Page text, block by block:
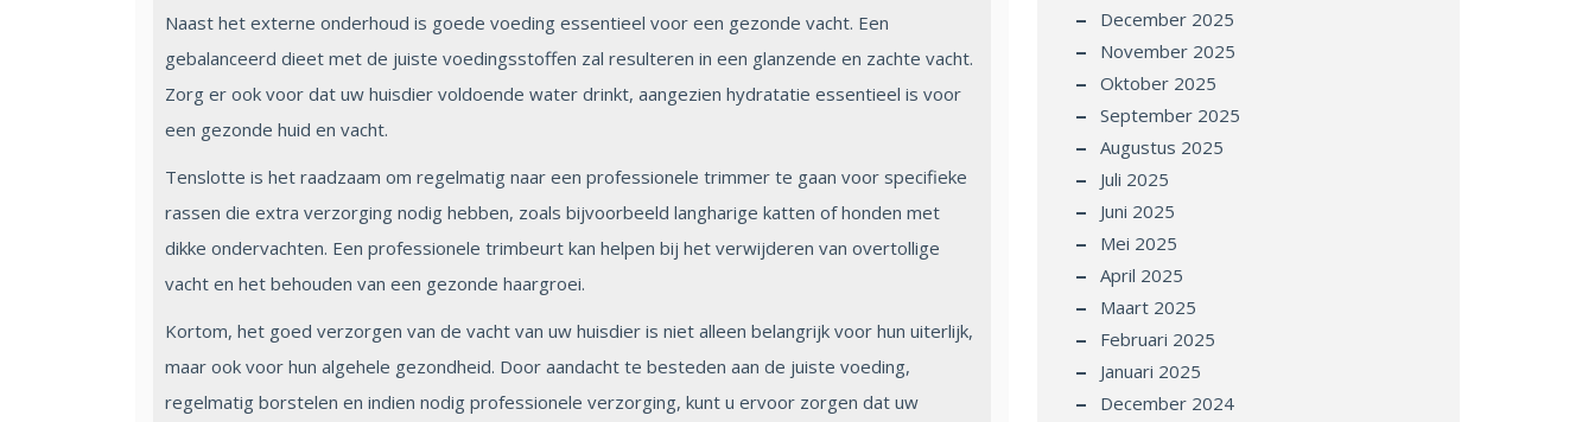
Naast het externe onderhoud is goede voeding essentieel voor een gezonde vacht. Een
gebalanceerd dieet met de juiste voedingsstoffen zal resulteren in een glanzende en zachte vacht.
Zorg er ook voor dat uw huisdier voldoende water drinkt, aangezien hydratatie essentieel is voor
een gezonde huid en vacht.
Tenslotte is het raadzaam om regelmatig naar een professionele trimmer te gaan voor specifieke
rassen die extra verzorging nodig hebben, zoals bijvoorbeeld langharige katten of honden met
dikke ondervachten. Een professionele trimbeurt kan helpen bij het verwijderen van overtollige
vacht en het behouden van een gezonde haargroei.
Kortom, het goed verzorgen van de vacht van uw huisdier is niet alleen belangrijk voor hun uiterlijk,
maar ook voor hun algehele gezondheid. Door aandacht te besteden aan de juiste voeding,
regelmatig borstelen en indien nodig professionele verzorging, kunt u ervoor zorgen dat uw
December 2025
November 2025
Oktober 2025
September 2025
Augustus 2025
Juli 2025
Juni 2025
Mei 2025
April 2025
Maart 2025
Februari 2025
Januari 2025
December 2024